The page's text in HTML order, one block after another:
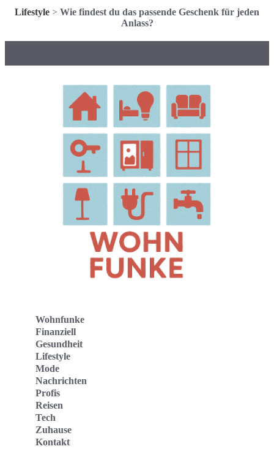
Lifestyle > Wie findest du das passende Geschenk für jeden
Anlass?
Wohnfunke
Finanziell
Gesundheit
Lifestyle
Mode
Nachrichten
Profis
Reisen
Tech
Zuhause
Kontakt